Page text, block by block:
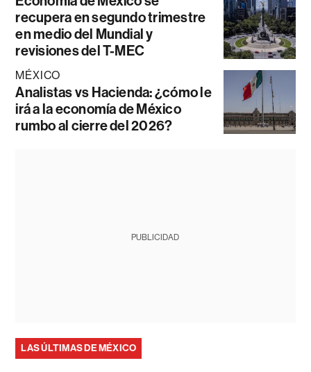
recupera en segundo trimestre
en medio del Mundial y
revisiones del T-MEC
MÉXICO
Analistas vs Hacienda: ¿cómo le
irá a la economía de México
rumbo al cierre del 2026?
PUBLICIDAD
LAS ÚLTIMAS DE MÉXICO